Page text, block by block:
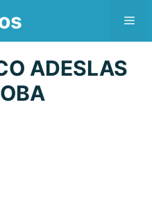
ADESLAS